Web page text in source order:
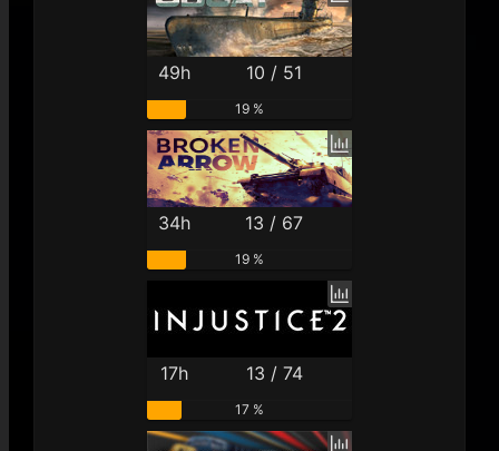
49h 10 / 51
19 %
34h 13 / 67
19 %
17h 13 / 74
17 %